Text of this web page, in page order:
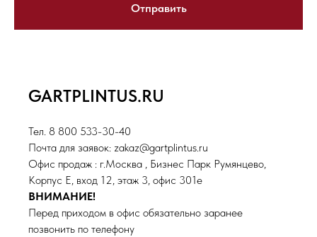
Отправить
GARTPLINTUS.RU
Тел. 8 800 533-30-40
Почта для заявок: zakaz@gartplintus.ru
Офис продаж : г.Москва , Бизнес Парк Румянцево,
Корпус Е, вход 12, этаж 3, офис 301е
ВНИМАНИЕ!
Перед приходом в офис обязательно заранее
позвонить по телефону